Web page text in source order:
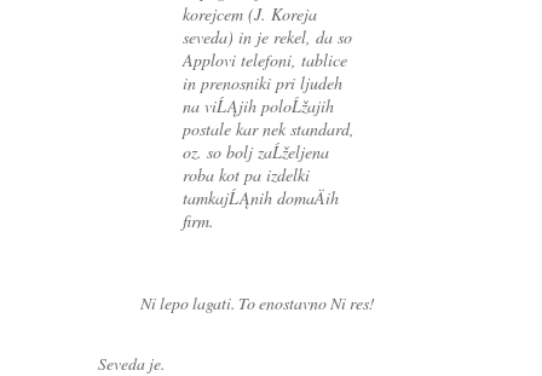
korejcem (J. Koreja
seveda) in je rekel, da so
Applovi telefoni, tablice
in prenosniki pri ljudeh
na viĹĄjih poloĹžajih
postale kar nek standard,
oz. so bolj zaĹželjena
roba kot pa izdelki
tamkajĹĄnih domaÄih
firm.
Ni lepo lagati. To enostavno Ni res!
Seveda je.